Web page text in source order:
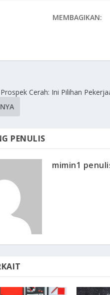
MEMBAGIKAN:
Cerah: Ini Pilihan
PENULIS
mimin1